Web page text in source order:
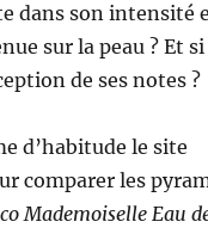
dans son intensité
sur la peau ? Et
de ses notes ?
d’habitude le site
comparer les
Mademoiselle Eau